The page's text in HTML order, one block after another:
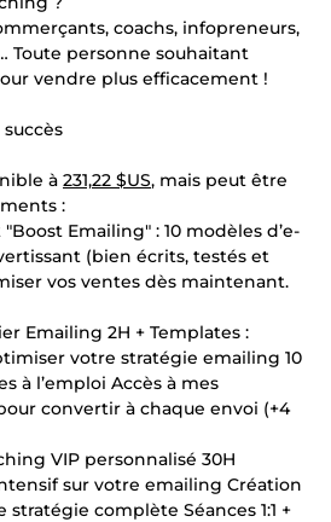
coachs, infopreneurs,
Toute personne souhaitant
vendre plus efficacement !
à 231,22 $US, mais peut être
:
Emailing" : 10 modèles d’e-
(bien écrits, testés et
vos ventes dès maintenant.
Emailing 2H + Templates :
votre stratégie emailing 10
à l’emploi Accès à mes
convertir à chaque envoi (+4
VIP personnalisé 30H
sur votre emailing Création
stratégie complète Séances 1:1 +